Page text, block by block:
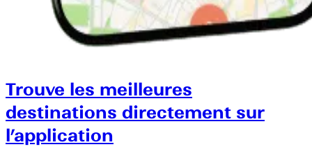
Trouve les meilleures
destinations directement sur
l’application